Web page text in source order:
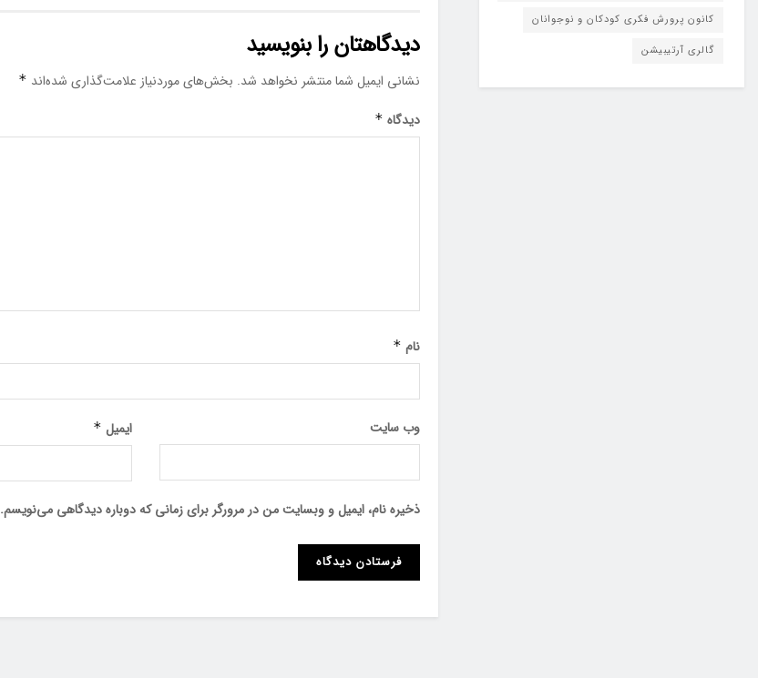
دیدگاهتان را بنویسید
نشانی ایمیل شما منتشر نخواهد شد. بخش‌های موردنیاز علامت‌گذاری شده‌اند *
دیدگاه *
نام *
ایمیل * وب‌ سایت
ذخیره نام، ایمیل و وبسایت من در مرورگر برای زمانی که دوباره دیدگاهی می‌نویسم.
کانون پرورش فکری کودکان و نوجوانان
گالری آرتیبیشن